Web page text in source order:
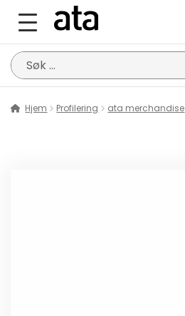
Søk
etter:
Hjem Profilering ata merchandise